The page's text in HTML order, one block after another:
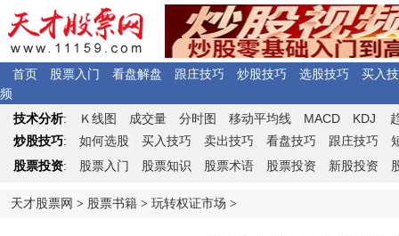
首页 股票入门 看盘解盘 跟庄技巧 炒股技巧 选股技巧
买入
频
技术分析: Ｋ 线图 成交量 分时图 移动平均线 MACD KDJ
炒股技巧: 如何选股 买入技巧 卖出技巧 看盘技巧 跟庄技巧
股票投资: 股票入门 股票知识 股票术语 股票投资 新股投资
天才股票网 > 股票书籍 > 玩转权证市场 >